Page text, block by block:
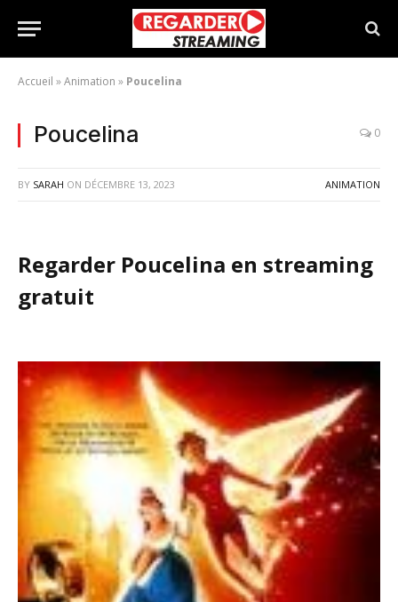
Accueil »Animation » Poucelina
Poucelina 0
BY SARAH ON DÉCEMBRE 13, 2023 ANIMATION
Regarder Poucelina en streaming
gratuit